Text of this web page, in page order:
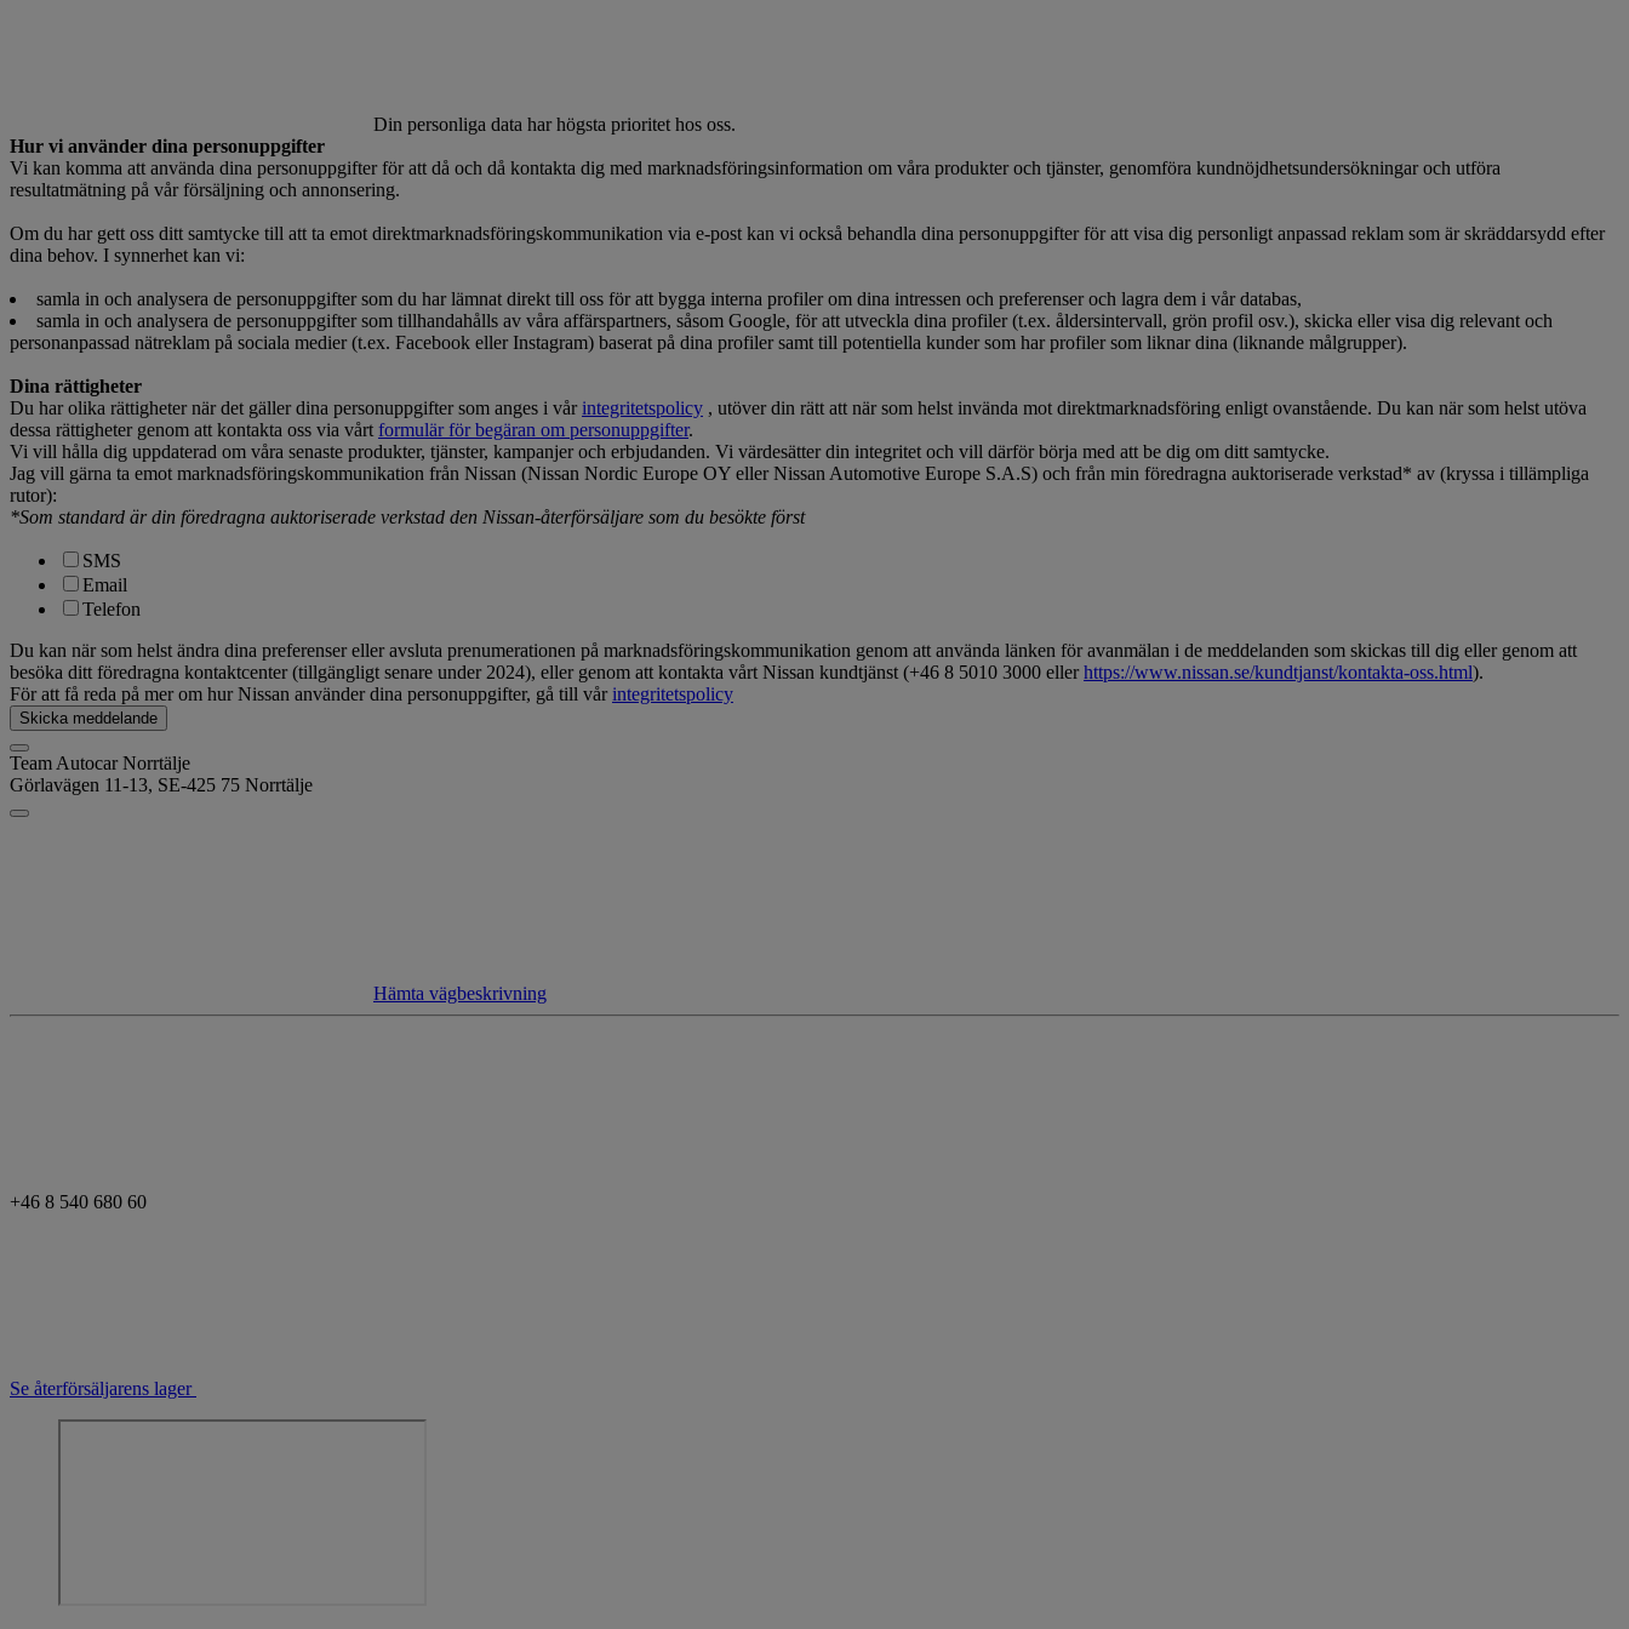
Din personliga data har högsta prioritet hos oss.
Hur vi använder dina personuppgifter
Vi kan komma att använda dina personuppgifter för att då och då kontakta dig med marknadsföringsinformation om våra produkter och tjänster, genomföra kundnöjdhetsundersökningar och utföra
resultatmätning på vår försäljning och annonsering.
Om du har gett oss ditt samtycke till att ta emot direktmarknadsföringskommunikation via e-post kan vi också behandla dina personuppgifter för att visa dig personligt anpassad reklam som är skräddarsydd efter
dina behov. I synnerhet kan vi:
samla in och analysera de personuppgifter som du har lämnat direkt till oss för att bygga interna profiler om dina intressen och preferenser och lagra dem i vår databas,
samla in och analysera de personuppgifter som tillhandahålls av våra affärspartners, såsom Google, för att utveckla dina profiler (t.ex. åldersintervall, grön profil osv.), skicka eller visa dig relevant och
personanpassad nätreklam på sociala medier (t.ex. Facebook eller Instagram) baserat på dina profiler samt till potentiella kunder som har profiler som liknar dina (liknande målgrupper).
Dina rättigheter
Du har olika rättigheter när det gäller dina personuppgifter som anges i vår integritetspolicy , utöver din rätt att när som helst invända mot direktmarknadsföring enligt ovanstående. Du kan när som helst utöva
dessa rättigheter genom att kontakta oss via vårt formulär för begäran om personuppgifter.
Vi vill hålla dig uppdaterad om våra senaste produkter, tjänster, kampanjer och erbjudanden. Vi värdesätter din integritet och vill därför börja med att be dig om ditt samtycke.
Jag vill gärna ta emot marknadsföringskommunikation från Nissan (Nissan Nordic Europe OY eller Nissan Automotive Europe S.A.S) och från min föredragna auktoriserade verkstad* av (kryssa i tillämpliga
rutor):
*Som standard är din föredragna auktoriserade verkstad den Nissan-återförsäljare som du besökte först
SMS
Email
Telefon
Du kan när som helst ändra dina preferenser eller avsluta prenumerationen på marknadsföringskommunikation genom att använda länken för avanmälan i de meddelanden som skickas till dig eller genom att
besöka ditt föredragna kontaktcenter (tillgängligt senare under 2024), eller genom att kontakta vårt Nissan kundtjänst (+46 8 5010 3000 ellerhttps://www.nissan.se/kundtjanst/kontakta-oss.html).
För att få reda på mer om hur Nissan använder dina personuppgifter, gå till vår integritetspolicy
Skicka meddelande
Team Autocar Norrtälje
Görlavägen 11-13, SE-425 75 Norrtälje
Hämta vägbeskrivning
+46 8 540 680 60
Se återförsäljarens lager